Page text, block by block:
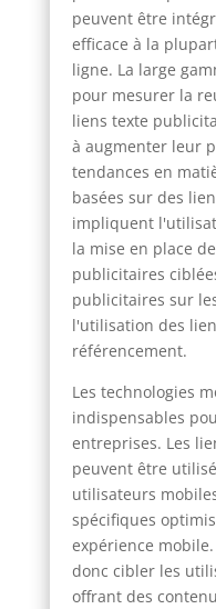
peuvent être
efficace à la
ligne. La large
pour mesurer la
liens texte
à augmenter leur
tendances en
basées sur des
impliquent
la mise en place
publicitaires
publicitaires sur
l'utilisation des
référencement.
Les technologies
indispensables
entreprises. Les
peuvent être
utilisateurs
spécifiques
expérience
donc cibler les
offrant des